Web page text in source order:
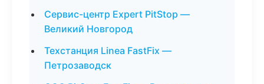
Сервис-центр Expert PitStop —
Великий Новгород
Техстанция Linea FastFix —
Петрозаводск